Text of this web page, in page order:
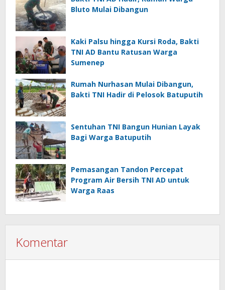
Bluto Mulai Dibangun
Kaki Palsu hingga Kursi Roda, Bakti
TNI AD Bantu Ratusan Warga
Sumenep
Rumah Nurhasan Mulai Dibangun,
Bakti TNI Hadir di Pelosok Batuputih
Sentuhan TNI Bangun Hunian Layak
Bagi Warga Batuputih
Pemasangan Tandon Percepat
Program Air Bersih TNI AD untuk
Warga Raas
Komentar